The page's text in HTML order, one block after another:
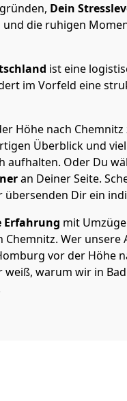
Dein
die ruhigen
ist eine
im Vorfeld eine
Höhe nach
Überblick und
aufhalten. Oder Du
an Deiner Seite.
übersenden Dir ein
Erfahrung mit
Wer unsere
vor der Höhe
weiß, warum wir in